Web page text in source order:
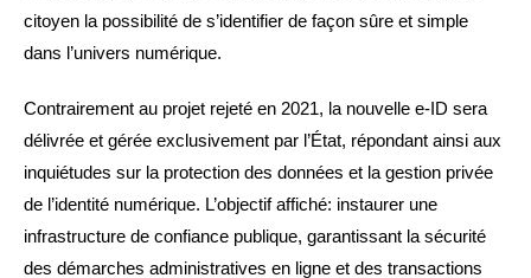
citoyen la possibilité de s’identifier de façon sûre et simple
dans l’univers numérique.
Contrairement au projet rejeté en 2021, la nouvelle e-ID sera
délivrée et gérée exclusivement par l’État, répondant ainsi aux
inquiétudes sur la protection des données et la gestion privée
de l’identité numérique. L’objectif affiché: instaurer une
infrastructure de confiance publique, garantissant la sécurité
des démarches administratives en ligne et des transactions